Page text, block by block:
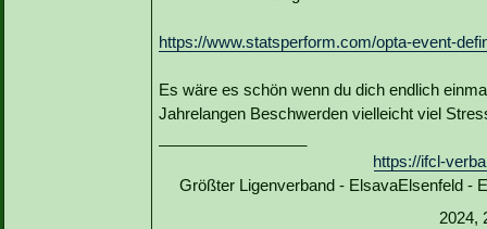
https://www.statsperform.com/opta-event-
Es wäre es schön wenn du dich endlich
Jahrelangen Beschwerden vielleicht viel
https://ifcl-
Größter Ligenverband - ElsavaElsenfeld -
2024,